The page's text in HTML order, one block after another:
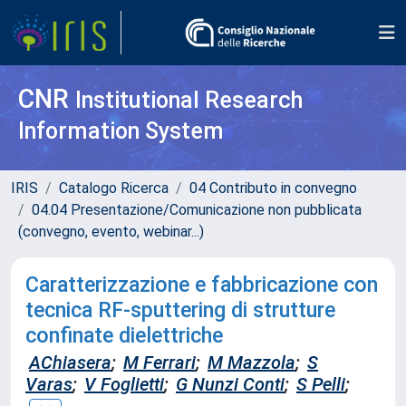
CNR Institutional Research
Information System
IRIS Catalogo Ricerca
04 Contributo in convegno
04.04 Presentazione/Comunicazione non pubblicata
(convegno, evento, webinar...)
Caratterizzazione e fabbricazione con
tecnica RF-sputtering di strutture
confinate dielettriche
AChiasera; M Ferrari; M Mazzola; S
Varas; V Foglietti; G Nunzi Conti; S Pelli;